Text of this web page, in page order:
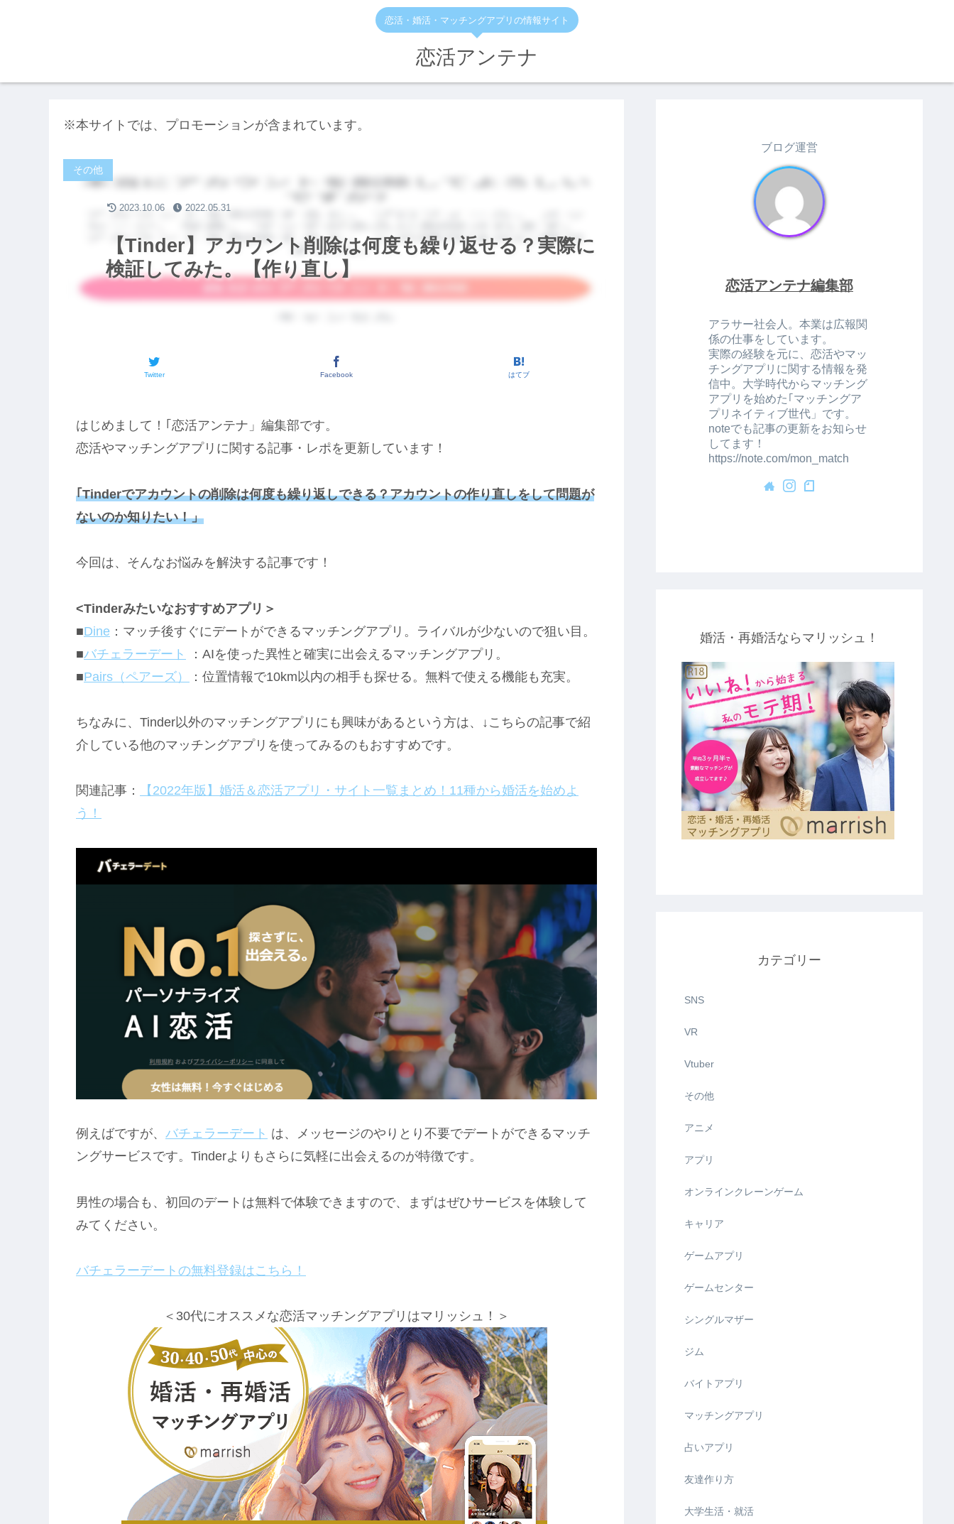
恋活・婚活・マッチングアプリの情報サイト
恋活アンテナ
※本サイトでは、プロモーションが含まれています。
【Tinder】アカウント削除は何度も繰り返せる？実際に
検証してみた。【作り直し】
その他
Twitter Facebook はてブ
2023.10.06 2022.05.31
はじめまして！｢恋活アンテナ」編集部です。
恋活やマッチングアプリに関する記事・レポを更新しています！
｢Tinderでアカウントの削除は何度も繰り返しできる？アカウントの作り直しをして問題が
ないのか知りたい！」
今回は、そんなお悩みを解決する記事です！
<Tinderみたいなおすすめアプリ＞
■Dine ：マッチ後すぐにデートができるマッチングアプリ。ライバルが少ないので狙い目。
■バチェラーデート
：AIを使った異性と確実に出会えるマッチングアプリ。
■Pairs（ペアーズ） ：位置情報で10km以内の相手も探せる。無料で使える機能も充実。
ちなみに、Tinder以外のマッチングアプリにも興味があるという方は、↓こちらの記事で紹
介している他のマッチングアプリを使ってみるのもおすすめです。
関連記事：
【2022年版】婚活＆恋活アプリ・サイト一覧まとめ！11種から婚活を始めよ
う！
例えばですが、 バチェラーデート は、メッセージのやりとり不要でデートができるマッチ
ングサービスです。Tinderよりもさらに気軽に出会えるのが特徴です。
男性の場合も、初回のデートは無料で体験できますので、まずはぜひサービスを体験して
みてください。
バチェラーデートの無料登録はこちら！
＜30代にオススメな恋活マッチングアプリはマリッシュ！＞
ブログ運営
恋活アンテナ編集部
アラサー社会人。本業は広報関
係の仕事をしています。
実際の経験を元に、恋活やマッ
チングアプリに関する情報を発
信中。大学時代からマッチング
アプリを始めた｢マッチングア
プリネイティブ世代」です。
noteでも記事の更新をお知らせ
してます！
https://note.com/mon_match
婚活・再婚活ならマリッシュ！
カテゴリー
SNS
VR
Vtuber
その他
アニメ
アプリ
オンラインクレーンゲーム
キャリア
ゲームアプリ
ゲームセンター
シングルマザー
ジム
バイトアプリ
マッチングアプリ
占いアプリ
友達作り方
大学生活・就活